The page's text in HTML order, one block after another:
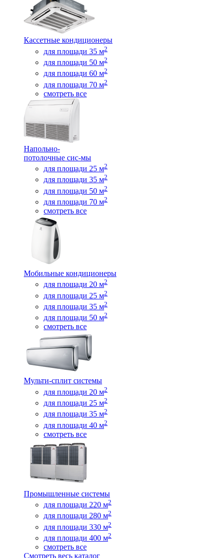
Кассетные кондиционеры
для площади 35 м2
для площади 50 м2
для площади 60 м2
для площади 70 м2
смотреть все
Напольно-
потолочные сис-мы
для площади 25 м2
для площади 35 м2
для площади 50 м2
для площади 70 м2
смотреть все
Мобильные кондиционеры
для площади 20 м2
для площади 25 м2
для площади 35 м2
для площади 50 м2
смотреть все
Мульти-сплит системы
для площади 20 м2
для площади 25 м2
для площади 35 м2
для площади 40 м2
смотреть все
Промышленные системы
для площади 220 м2
для площади 280 м2
для площади 330 м2
для площади 400 м2
смотреть все
Смотреть весь каталог